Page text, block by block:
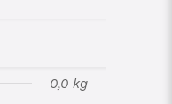
0,0 kg